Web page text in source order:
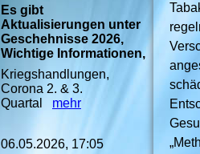
Es gibt
Aktualisierungen unter
Geschehnisse 2026,
Wichtige Informationen,
Kriegshandlungen,
Corona 2. & 3.
Quartal mehr
06.05.2026, 17:05